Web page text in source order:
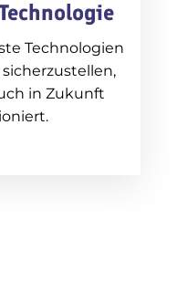
Technologien
in Zukunft